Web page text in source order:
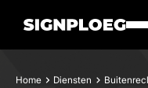
Home Diensten